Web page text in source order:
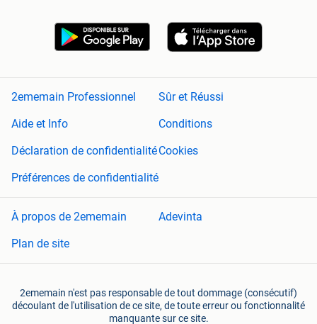
2ememain Professionnel
Sûr et Réussi
Aide et Info
Conditions
Déclaration de confidentialitéCookies
Préférences de confidentialité
À propos de 2ememain
Adevinta
Plan de site
2ememain n'est pas responsable de tout dommage (consécutif)
découlant de l'utilisation de ce site, de toute erreur ou fonctionnalité
manquante sur ce site.